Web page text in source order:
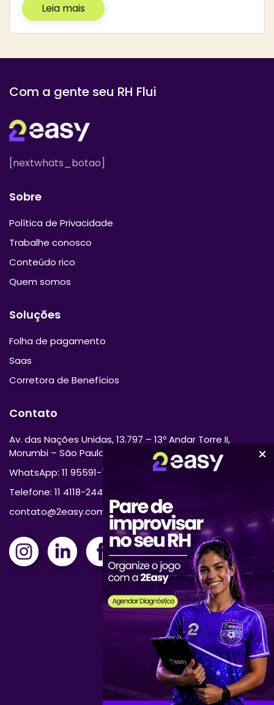
Leia mais
Com a gente seu RH Flui
[nextwhats_botao]
Sobre
Política de Privacidade
Trabalhe conosco
Conteúdo rico
Quem somos
Soluções
Folha de pagamento
Saas
Corretora de Benefícios
Contato
Av. das Nações Unidas, 13.797 – 13º Andar Torre II,
Morumbi – São Paulo/SP 04794-000
WhatsApp: 11 95591-7870
Telefone: 11 4118-2444
contato@2easy.com.br